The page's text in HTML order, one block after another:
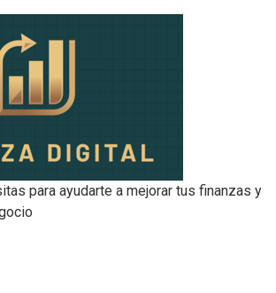
para ayudarte a mejorar tus finanzas y